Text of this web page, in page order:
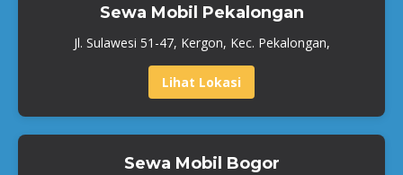
Sewa Mobil Pekalongan
Jl. Sulawesi 51-47, Kergon, Kec. Pekalongan,
Lihat Lokasi
Sewa Mobil Bogor